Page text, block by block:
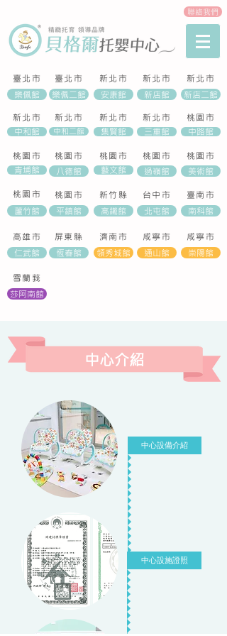
聯絡我們
臺北市
臺北市
樂佩館
樂佩二館
新北市 新北市
新北市
安康館
新店館
新店二館
​新北市
新北市
中和館
中和二館
新北市
新北市
集賢館
三重館
桃園市
中路館
桃園市
桃園市
青埔館
八德館
桃園市
桃園市
藝文館
過嶺館
桃園市
美術館
桃園市
桃園市
蘆竹館
平鎮館
新竹縣 ​台中市
​臺南市
高鐵館
北屯館 南科館
​高雄市
​屏東縣
仁武館
恆春館
濟南市 咸寧市
咸寧市
領秀城館
通山館 崇陽館
雪蘭莪
莎阿南館
中心介紹
中心設備介紹
中心設施證照